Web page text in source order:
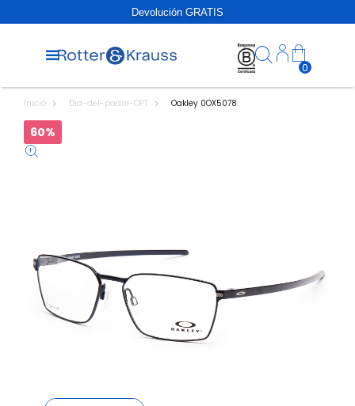
Devolución GRATIS
0
Inicio Dia-del-padre-OPT Oakley 0OX5078
60%